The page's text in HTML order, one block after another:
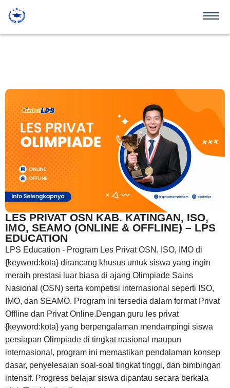
LES PRIVAT OSN KAB. KATINGAN, ISO,
IMO, SEAMO (ONLINE & OFFLINE) – LPS
EDUCATION
LPS Education - Program Les Privat OSN, ISO, IMO di
{keyword:kota} dirancang khusus untuk siswa yang ingin
meraih prestasi luar biasa di ajang Olimpiade Sains
Nasional (OSN) serta kompetisi internasional seperti ISO,
IMO, dan SEAMO. Program ini tersedia dalam format Privat
Offline dan Privat Online.Dengan guru les privat
{keyword:kota} yang berpengalaman mendampingi siswa
persiapan Olimpiade di tingkat nasional maupun
internasional, program ini memastikan pendalaman konsep
dasar, penyelesaian soal-soal tingkat tinggi, dan bimbingan
intensif. Progress belajar siswa dipantau secara berkala